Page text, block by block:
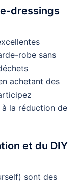
dressings
robe sans
achetant des
à la réduction de
et du DIY
sont des